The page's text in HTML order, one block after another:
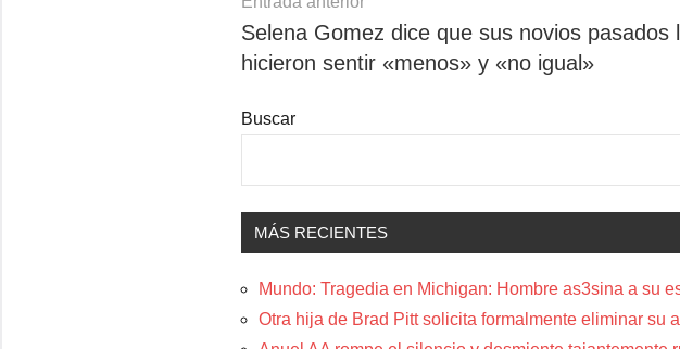
de
entradas
Selena Gomez dice que sus novios pasados
hicieron sentir «menos» y «no igual»
Buscar
MÁS RECIENTES
Mundo: Tragedia en Michigan: Hombre as3sina a su
Otra hija de Brad Pitt solicita formalmente eliminar su